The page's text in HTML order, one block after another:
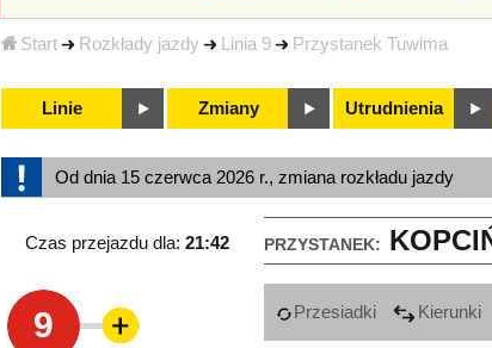
Start Rozkłady jazdy Linia 9 Przystanek Tuwima
Linie Zmiany Utrudnienia
Od dnia 15 czerwca 2026 r., zmiana rozkładu jazdy
PRZYSTANEK:
Czas przejazdu dla: 21:42
9 Przesiadki Kierunki